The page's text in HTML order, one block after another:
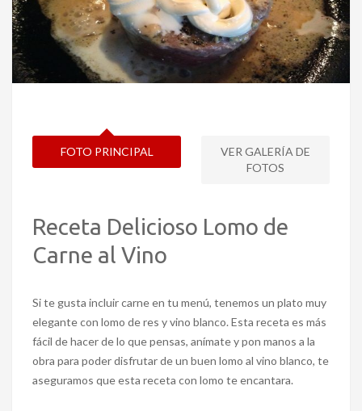
FOTO PRINCIPAL
VER GALERÍA DE
FOTOS
Receta Delicioso Lomo de
Carne al Vino
Si te gusta incluir carne en tu menú, tenemos un plato muy
elegante con lomo de res y vino blanco. Esta receta es más
fácil de hacer de lo que pensas, anímate y pon manos a la
obra para poder disfrutar de un buen lomo al vino blanco, te
aseguramos que esta receta con lomo te encantara.